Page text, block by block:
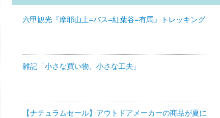
六甲観光『摩耶山上=バス=紅葉谷=有馬』トレッキング
雑記「小さな買い物、小さな工夫」
【ナチュラムセール】アウトドアメーカーの商品が夏に